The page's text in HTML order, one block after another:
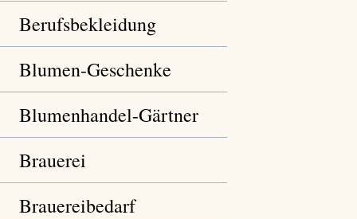
Berufsbekleidung
Blumen-Geschenke
Blumenhandel-Gärtner
Brauerei
Brauereibedarf